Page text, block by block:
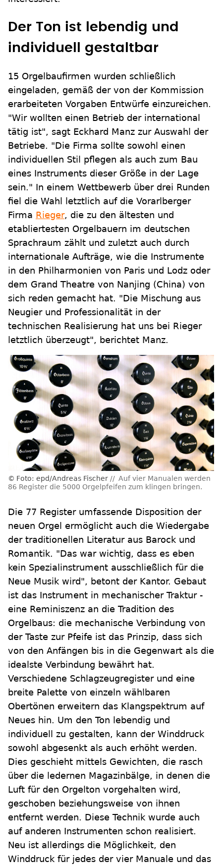
Der Ton ist lebendig und
individuell gestaltbar
15 Orgelbaufirmen wurden schließlich
eingeladen, gemäß der von der Kommission
erarbeiteten Vorgaben Entwürfe einzureichen.
"Wir wollten einen Betrieb der international
tätig ist", sagt Eckhard Manz zur Auswahl der
Betriebe. "Die Firma sollte sowohl einen
individuellen Stil pflegen als auch zum Bau
eines Instruments dieser Größe in der Lage
sein." In einem Wettbewerb über drei Runden
fiel die Wahl letztlich auf die Vorarlberger
Firma Rieger, die zu den ältesten und
etabliertesten Orgelbauern im deutschen
Sprachraum zählt und zuletzt auch durch
internationale Aufträge, wie die Instrumente
in den Philharmonien von Paris und Lodz oder
dem Grand Theatre von Nanjing (China) von
sich reden gemacht hat. "Die Mischung aus
Neugier und Professionalität in der
technischen Realisierung hat uns bei Rieger
letztlich überzeugt", berichtet Manz.
Foto: epd/Andreas Fischer
Auf vier Manualen werden
86 Register die 5000 Orgelpfeifen zum klingen bringen.
Die 77 Register umfassende Disposition der
neuen Orgel ermöglicht auch die Wiedergabe
der traditionellen Literatur aus Barock und
Romantik. "Das war wichtig, dass es eben
kein Spezialinstrument ausschließlich für die
Neue Musik wird", betont der Kantor. Gebaut
ist das Instrument in mechanischer Traktur -
eine Reminiszenz an die Tradition des
Orgelbaus: die mechanische Verbindung von
der Taste zur Pfeife ist das Prinzip, dass sich
von den Anfängen bis in die Gegenwart als die
idealste Verbindung bewährt hat.
Verschiedene Schlagzeugregister und eine
breite Palette von einzeln wählbaren
Obertönen erweitern das Klangspektrum auf
Neues hin. Um den Ton lebendig und
individuell zu gestalten, kann der Winddruck
sowohl abgesenkt als auch erhöht werden.
Dies geschieht mittels Gewichten, die rasch
über die ledernen Magazinbälge, in denen die
Luft für den Orgelton vorgehalten wird,
geschoben beziehungsweise von ihnen
entfernt werden. Diese Technik wurde auch
auf anderen Instrumenten schon realisiert.
Neu ist allerdings die Möglichkeit, den
Winddruck für jedes der vier Manuale und das